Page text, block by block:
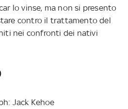
lo vinse, ma non si presento
contro il trattamento del
nei confronti dei nativi
Jack Kehoe